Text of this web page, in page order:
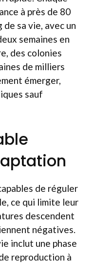
à près de 80
sa vie, avec un
semaines en
des colonies
de milliers
émerger,
sauf
de réguler
ce qui limite leur
descendent
négatives.
inclut une phase
reproduction à